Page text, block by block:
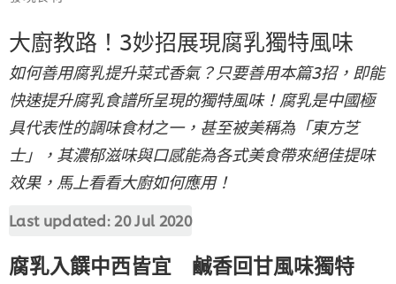
大廚教路！3妙招展現腐乳獨特風味
如何善用腐乳提升菜式香氣？只要善用本篇3招，即能
快速提升腐乳食譜所呈現的獨特風味！腐乳是中國極
具代表性的調味食材之一，甚至被美稱為「東方芝
士」，其濃郁滋味與口感能為各式美食帶來絕佳提味
效果，馬上看看大廚如何應用！
Last updated: 20 Jul 2020
腐乳入饌中西皆宜 鹹香回甘風味獨特